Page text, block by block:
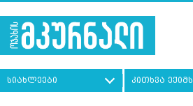
სიახლეები კითხვა ექიმს